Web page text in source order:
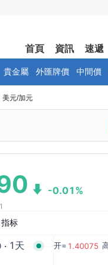
首頁 資訊 速遞
貴金屬 外匯牌價 中間價
美元/加元